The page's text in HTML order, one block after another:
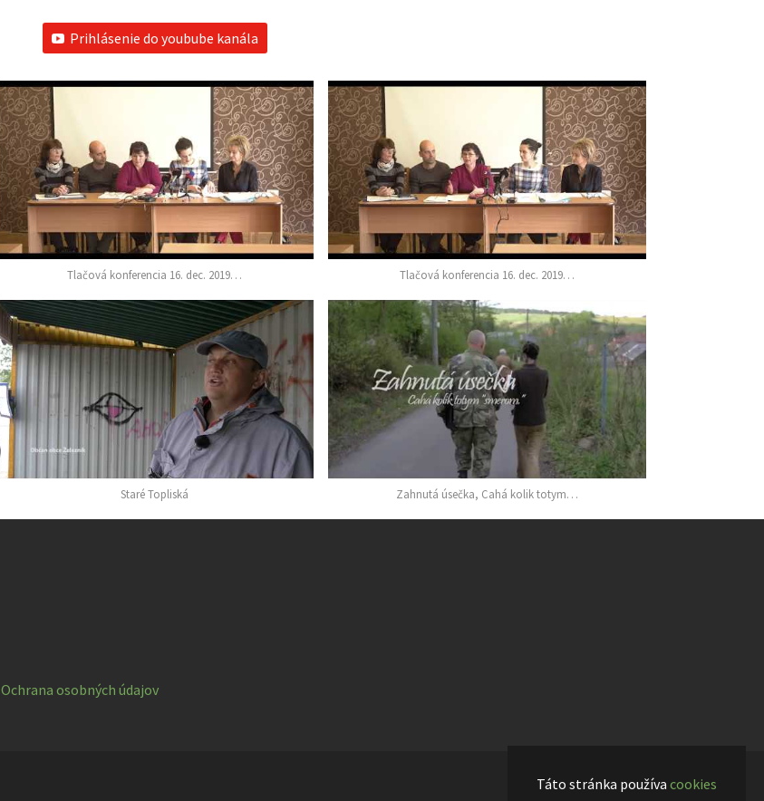
Táto stránka používa cookies
Prihlásenie do youbube kanála
Tlačová konferencia 16. dec. 2019… Tlačová konferencia 16. dec. 2019…
Staré Topliská Zahnutá úsečka, Cahá kolik totym…
Ochrana osobných údajov